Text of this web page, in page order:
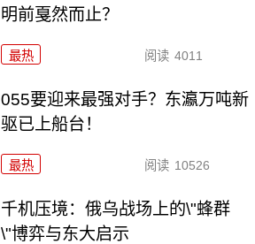
明前戛然而止？
最热 阅读 4011
055要迎来最强对手？东瀛万吨新
驱已上船台！
最热 阅读 10526
千机压境：俄乌战场上的\"蜂群
\"博弈与东大启示